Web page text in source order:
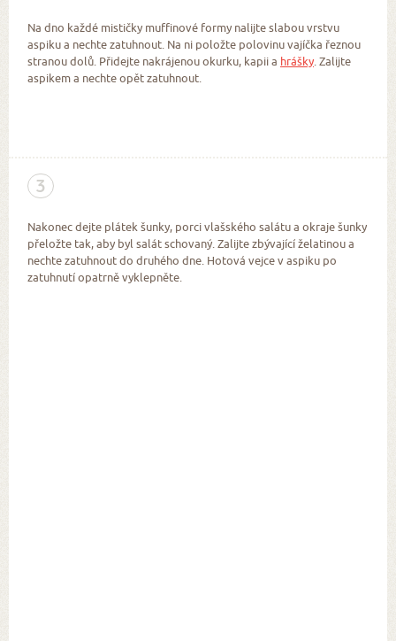
Na dno každé mističky muffinové formy nalijte slabou vrstvu
aspiku a nechte zatuhnout. Na ni položte polovinu vajíčka řeznou
stranou dolů. Přidejte nakrájenou okurku, kapii a hrášky . Zalijte
aspikem a nechte opět zatuhnout.
3
Nakonec dejte plátek šunky, porci vlašského salátu a okraje šunky
přeložte tak, aby byl salát schovaný. Zalijte zbývající želatinou a
nechte zatuhnout do druhého dne. Hotová vejce v aspiku po
zatuhnutí opatrně vyklepněte.